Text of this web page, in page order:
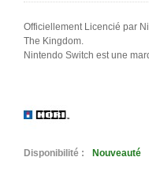
Officiellement Licencié par
The Kingdom.
Nintendo Switch est une
Disponibilité : Nouveauté